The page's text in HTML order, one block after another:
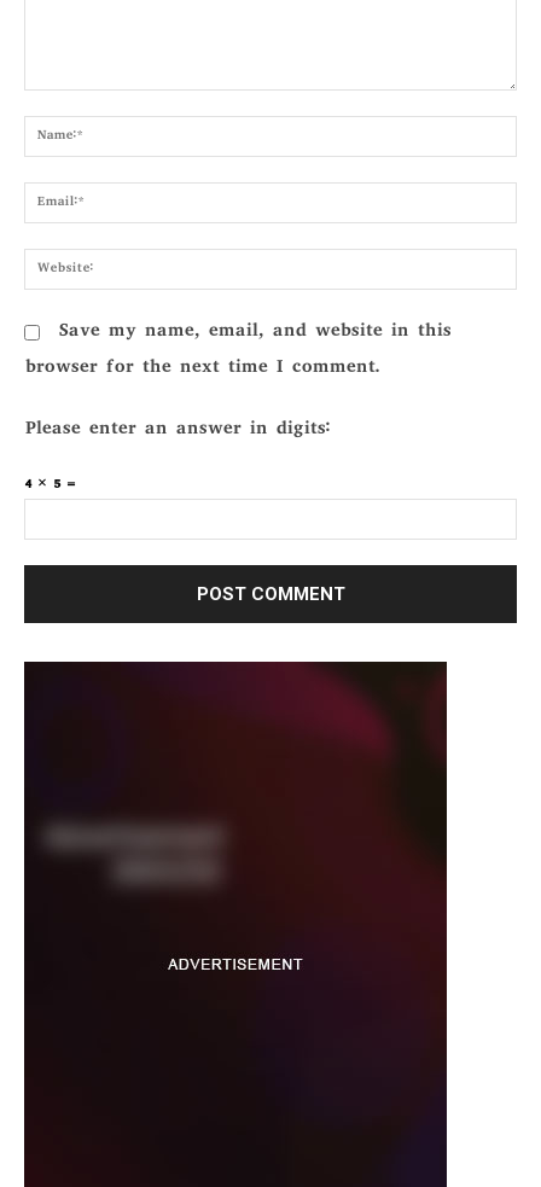
Save my name, email, and website in this
browser for the next time I comment.
Please enter an answer in digits:
4 × 5 =